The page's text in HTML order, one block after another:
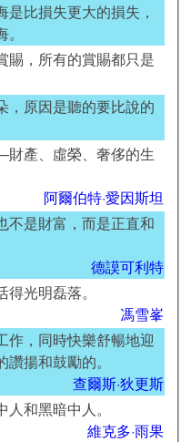
比損失更大的損失，
賜，所有的賞賜都只是
，原因是聽的要比說的
產、虛榮、奢侈的生
阿爾伯特·愛因斯坦
不是財富，而是正直和
德謨可利特
光明磊落。
馮雪峯
作，同時快樂舒暢地迎
揚和鼓勵的。
查爾斯·狄更斯
和黑暗中人。
維克多·雨果